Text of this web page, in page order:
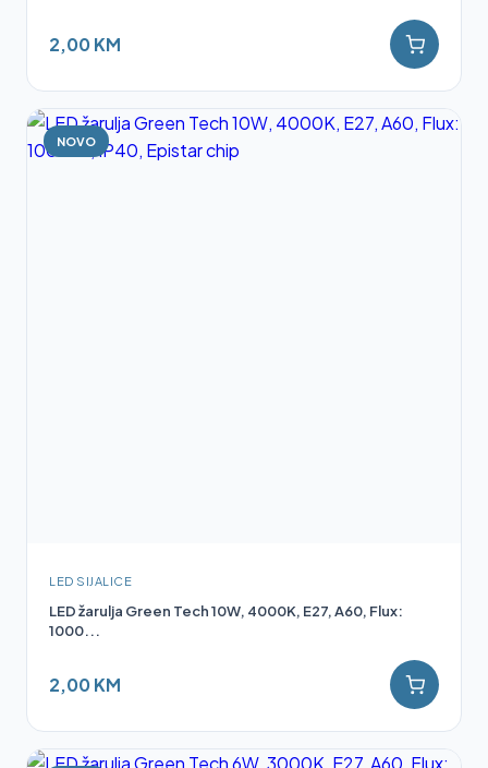
2,00 KM
NOVO
LED SIJALICE
LED žarulja Green Tech 10W, 4000K, E27, A60, Flux:
1000...
2,00 KM